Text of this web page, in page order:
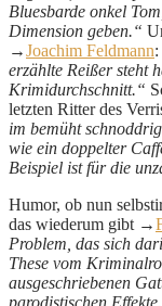
Bluesbarde onkel
Dimension geben.“
→Joachim Feldmann:
erzählte Reißer steht
Krimidurchschnitt.“
letzten Ritter des
im bemüht
wie ein doppelter
Beispiel ist für die
Humor, ob nun
das wiederum gibt →
Problem, das sich
These vom
ausgeschriebenen
parodistischen